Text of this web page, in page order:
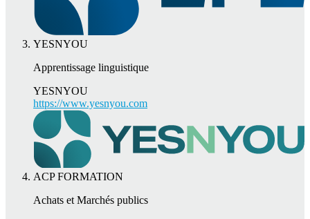
YESNYOU
Apprentissage linguistique
YESNYOU
https://www.yesnyou.com
ACP FORMATION
Achats et Marchés publics